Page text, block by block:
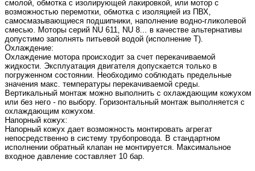
смолой, обмотка с изолирующей лакировкой, или мотор с
возможностью перемотки, обмотка с изоляцией из ПВХ,
самосмазывающиеся подшипники, наполнение водно-гликолевой
смесью. Моторы серий NU 611, NU 8... в качестве альтернативы
допустимо заполнять питьевой водой (исполнение T).
Охлаждение:
Охлаждение мотора происходит за счет перекачиваемой
жидкости. Эксплуатация двигателя допускается только в
погруженном состоянии. Необходимо соблюдать предельные
значения макс. температуры перекачиваемой среды.
Вертикальный монтаж можно выполнить с охлаждающим кожухом
или без него - по выбору. Горизонтальный монтаж выполняется с
охлаждающим кожухом.
Напорный кожух:
Напорный кожух дает возможность монтировать агрегат
непосредственно в систему трубопровода. В стандартном
исполнении обратный клапан не монтируется. Максимальное
входное давление составляет 10 бар.